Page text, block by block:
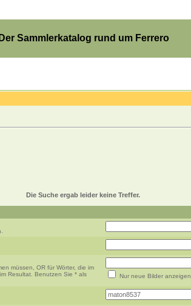
Der Sammlerkatalog rund um Ferrero
Die Suche ergab leider keine Treffer.
müssen, OR für Wörter, die im
Resultat. Benutzen Sie * als
Nur neue Bilder anzeigen